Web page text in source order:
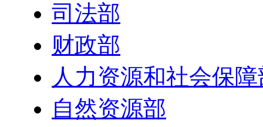
司法部
财政部
人力资源和社会保
自然资源部